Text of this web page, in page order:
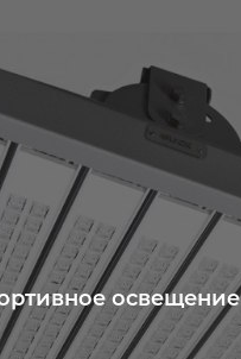
освещение